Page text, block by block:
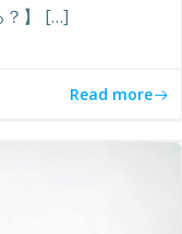
？】 […]
Read more